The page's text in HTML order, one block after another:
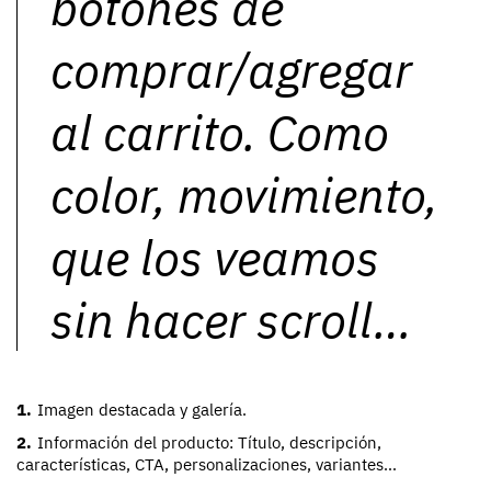
comprar/agregar
al carrito. Como
color, movimiento,
que los veamos
sin hacer scroll…
Imagen destacada y galería.
Información del producto: Título, descripción,
características, CTA, personalizaciones, variantes…